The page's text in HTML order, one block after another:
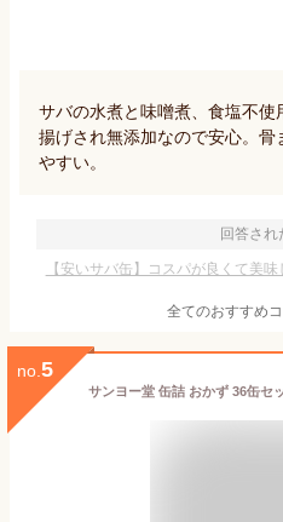
サバの水煮と味噌煮、食塩不
揚げされ無添加なので安心。
やすい。
回答され
【安いサバ缶】コスパが良くて美
全てのおすすめ
no. 5